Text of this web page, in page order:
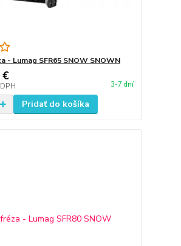
- Lumag SFR65 SNOW SNOWN
€
3-7 dní
Pridať do košíka